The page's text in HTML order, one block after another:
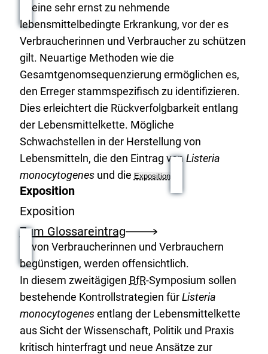
eine sehr ernst zu nehmende
lebensmittelbedingte Erkrankung, vor der es
Verbraucherinnen und Verbraucher zu schützen
gilt. Neuartige Methoden wie die
Gesamtgenomsequenzierung ermöglichen es,
den Erreger stammspezifisch zu identifizieren.
Dies erleichtert die Rückverfolgbarkeit entlang
der Lebensmittelkette. Mögliche
Schwachstellen in der Herstellung von
Lebensmitteln, die den Eintrag vonListeria
monocytogenesund die Exposition
Exposition
Exposition
Zum Glossareintrag
von Verbraucherinnen und Verbrauchern
begünstigen, werden offensichtlich.
In diesem zweitägigen BfR-Symposium sollen
bestehende Kontrollstrategien fürListeria
monocytogenesentlang der Lebensmittelkette
aus Sicht der Wissenschaft, Politik und Praxis
kritisch hinterfragt und neue Ansätze zur